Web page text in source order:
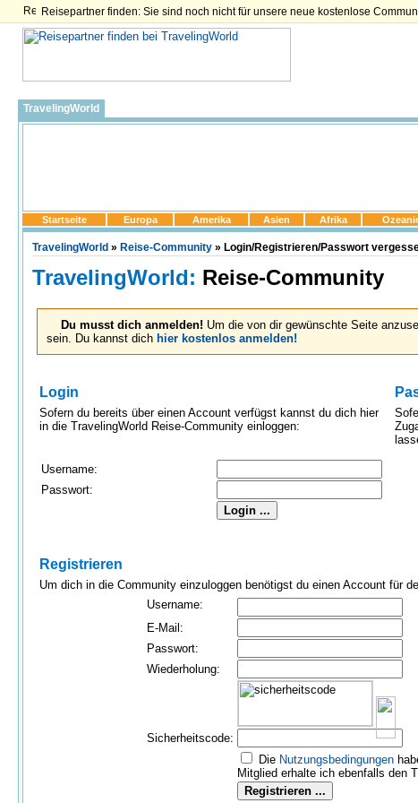
Reisepartner finden: Sie sind noch nicht für unsere neue kostenlose
TravelingWorld
Startseite Europa Amerika Asien Afrika
TravelingWorld » Reise-Community » Login/Registrieren/Passwort
TravelingWorld: Reise-Community
Du musst dich anmelden! Um die von dir gewünschte Seite
sein. Du kannst dich hier kostenlos anmelden!
Login
Sofern du bereits über einen Account verfügst kannst du dich hier
in die TravelingWorld Reise-Community einloggen:
Username:
Passwort:
Registrieren
Um dich in die Community einzuloggen benötigst du einen Account für
Username:
E-Mail:
Passwort:
Wiederholung:
Sicherheitscode:
Die Nutzungs­bedingungen
Mitglied erhalte ich ebenfalls den